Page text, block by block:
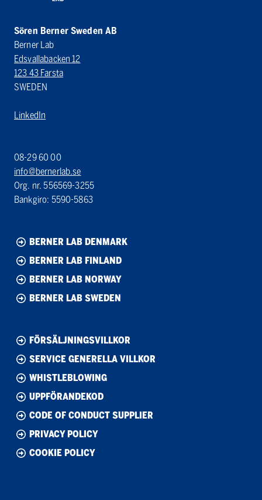
Sören Berner Sweden AB
Berner Lab
Edsvallabacken 12
123 43 Farsta
SWEDEN
LinkedIn
08-29 60 00
info@bernerlab.se
Org. nr. 556569-3255
Bankgiro: 5590-5863
BERNER LAB DENMARK
BERNER LAB FINLAND
BERNER LAB NORWAY
BERNER LAB SWEDEN
FÖRSÄLJNINGSVILLKOR
SERVICE GENERELLA VILLKOR
WHISTLEBLOWING
UPPFÖRANDEKOD
CODE OF CONDUCT SUPPLIER
PRIVACY POLICY
COOKIE POLICY